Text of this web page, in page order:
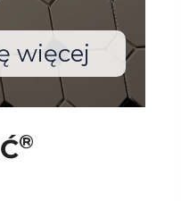
więcej
®